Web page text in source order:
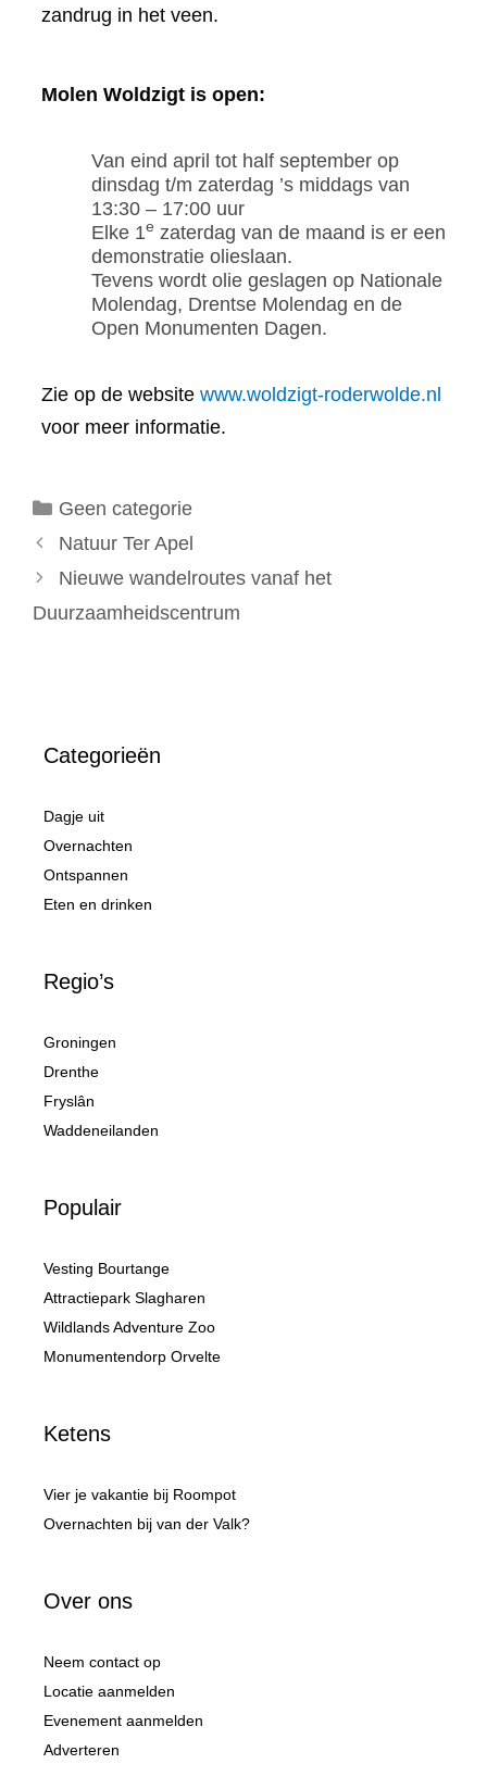
zandrug in het veen.
Molen Woldzigt is open:
Van eind april tot half september op
dinsdag t/m zaterdag ’s middags van
13:30 – 17:00 uur
Elke 1e zaterdag van de maand is er een
demonstratie olieslaan.
Tevens wordt olie geslagen op Nationale
Molendag, Drentse Molendag en de
Open Monumenten Dagen.
Zie op de website www.woldzigt-roderwolde.nl
voor meer informatie.
Categorieën
Geen categorie
Natuur Ter Apel
Nieuwe wandelroutes vanaf het
Duurzaamheidscentrum
Categorieën
Dagje uit
Overnachten
Ontspannen
Eten en drinken
Regio’s
Groningen
Drenthe
Fryslân
Waddeneilanden
Populair
Vesting Bourtange
Attractiepark Slagharen
Wildlands Adventure Zoo
Monumentendorp Orvelte
Ketens
Vier je vakantie bij Roompot
Overnachten bij van der Valk?
Over ons
Neem contact op
Locatie aanmelden
Evenement aanmelden
Adverteren